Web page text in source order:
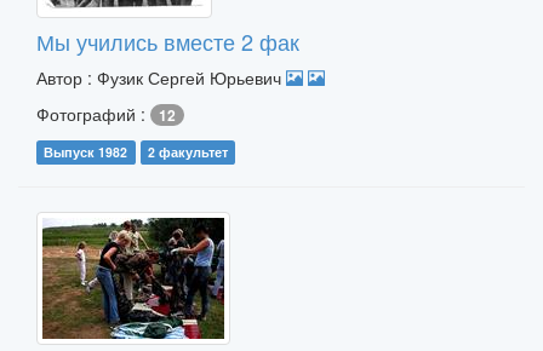
Мы учились вместе 2 фак
Автор : Фузик Сергей Юрьевич
Фотографий :
12
Выпуск 1982 2 факультет